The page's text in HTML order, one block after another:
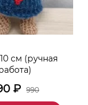
см (ручная
₽ 990